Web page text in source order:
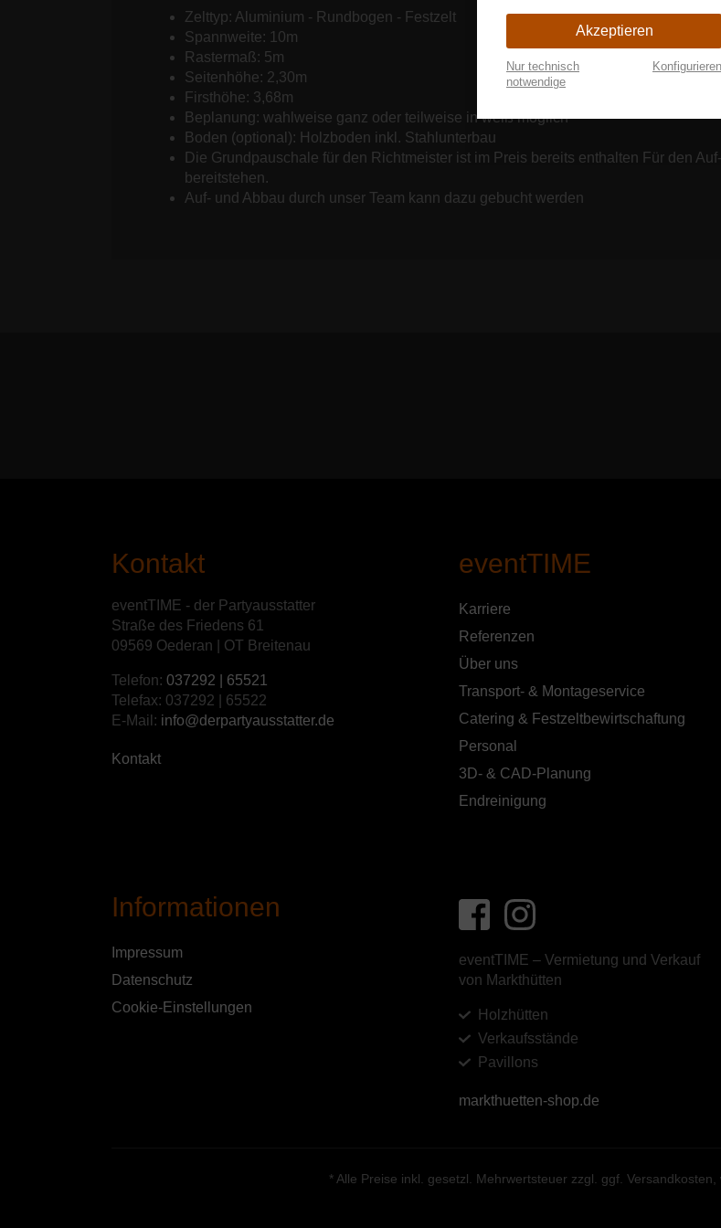
Zelttyp: Aluminium - Rundbogen - Festzelt
Spannweite: 10m
Rastermaß: 5m
Seitenhöhe: 2,30m
Firsthöhe: 3,68m
Beplanung: wahlweise ganz oder teilweise in weiß möglich
Boden (optional): Holzboden inkl. Stahlunterbau
Die Grundpauschale für den Richtmeister ist im Preis bereits enthalten Für den
bereitstehen.
Auf- und Abbau durch unser Team kann dazu gebucht werden
Kontakt
eventTIME - der Partyausstatter
Straße des Friedens 61
09569 Oederan | OT Breitenau
Telefon: 037292 | 65521
Telefax: 037292 | 65522
E-Mail: info@derpartyausstatter.de
Kontakt
eventTIME
Karriere
Referenzen
Über uns
Transport- & Montageservice
Catering & Festzeltbewirtschaftung
Personal
3D- & CAD-Planung
Endreinigung
Informationen
Impressum
Datenschutz
Cookie-Einstellungen
eventTIME – Vermietung und Verkauf
von Markthütten
Holzhütten
Verkaufsstände
Pavillons
markthuetten-shop.de
* Alle Preise inkl. gesetzl. Mehrwertsteuer zzgl. ggf.
Akzeptieren
Nur technisch
notwendige
Konfigurieren